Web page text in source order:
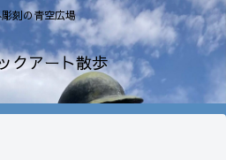
刻の青空広場
クアート散歩